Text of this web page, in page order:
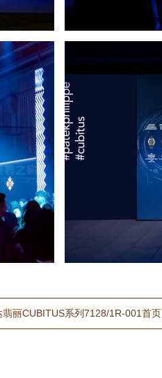
翡丽CUBITUS系列7128/1R-001首页